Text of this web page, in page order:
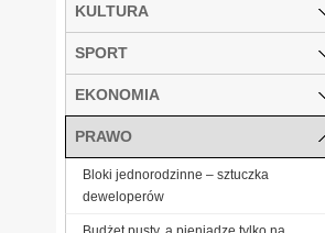
KULTURA
SPORT
EKONOMIA
PRAWO
Bloki jednorodzinne – sztuczka
deweloperów